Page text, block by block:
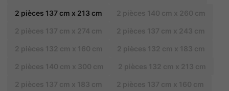
2 pièces 137 cm x 213 cm